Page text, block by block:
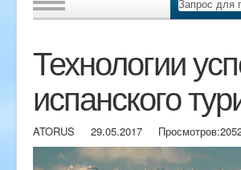
Технологии
испанского
ATORUS 29.05.2017 Просмотров: